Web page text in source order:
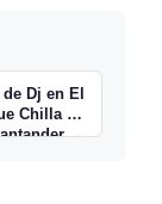
Dj en El
Chilla en
→